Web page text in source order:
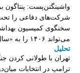
واشینگتن‌پست: پنتاگون
شرکت‌های دفاعی را
سخنگوی کمیسیون
می‌تواند ۱۴۰۶ را به «سال کشتار بیماران» تبدیل کند
تحلیل
تهران با طولانی کردن
ترامپ در انتخابات